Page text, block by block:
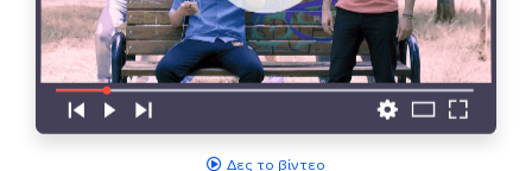
Δες το βίντεο